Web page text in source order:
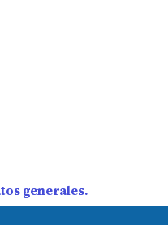
generales.